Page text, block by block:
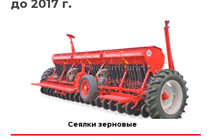
до 2017 г.
Сеялки зерновые